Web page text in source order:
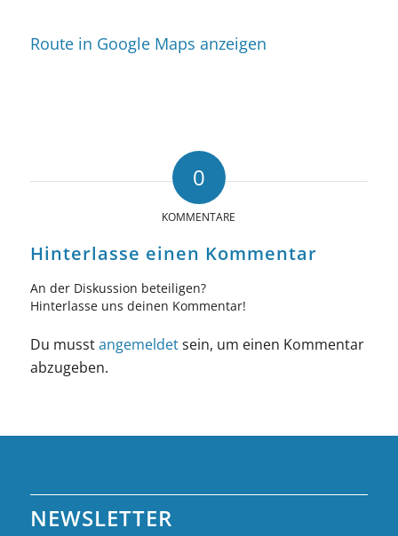
Route in Google Maps anzeigen
0
KOMMENTARE
Hinterlasse einen Kommentar
An der Diskussion beteiligen?
Hinterlasse uns deinen Kommentar!
Du musstangemeldetsein, um einen Kommentar
abzugeben.
NEWSLETTER